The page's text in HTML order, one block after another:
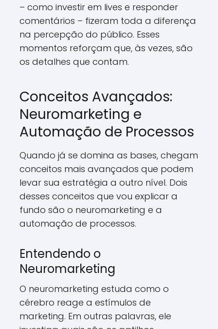
– como investir em lives e responder
comentários – fizeram toda a diferença
na percepção do público. Esses
momentos reforçam que, às vezes, são
os detalhes que contam.
Conceitos Avançados:
Neuromarketing e
Automação de Processos
Quando já se domina as bases, chegam
conceitos mais avançados que podem
levar sua estratégia a outro nível. Dois
desses conceitos que vou explicar a
fundo são o neuromarketing e a
automação de processos.
Entendendo o
Neuromarketing
O neuromarketing estuda como o
cérebro reage a estímulos de
marketing. Em outras palavras, ele